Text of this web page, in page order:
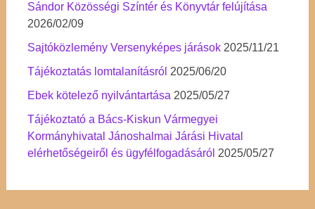
Sándor Közösségi Színtér és Könyvtár felújítása
2026/02/09
Sajtóközlemény Versenyképes járások 2025/11/21
Tájékoztatás lomtalanításról 2025/06/20
Ebek kötelező nyilvántartása 2025/05/27
Tájékoztató a Bács-Kiskun Vármegyei
Kormányhivatal Jánoshalmai Járási Hivatal
elérhetőségeiről és ügyfélfogadásáról 2025/05/27